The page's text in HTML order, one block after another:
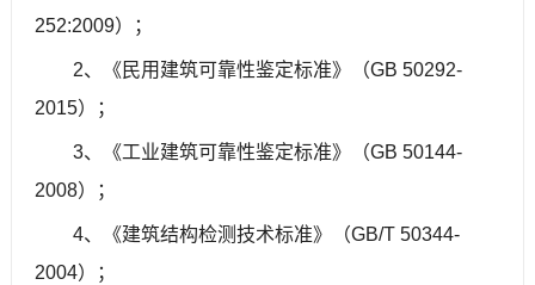
252:2009）；
2、《民用建筑可靠性鉴定标准》（GB 50292-
2015）；
3、《工业建筑可靠性鉴定标准》（GB 50144-
2008）；
4、《建筑结构检测技术标准》（GB/T 50344-
2004）；